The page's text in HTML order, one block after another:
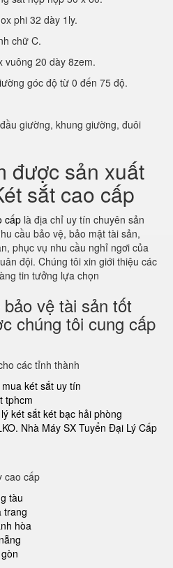
phi 32 dày 1ly.
chữ C.
vuông 20 dày 8zem.
góc độ từ 0 đến 75 độ.
giường, khung giường, đuôi
được sản xuất
sắt cao cấp
cấp là địa chỉ uy tín chuyên sản
cầu bảo vệ, bảo mật tài sản,
phục vụ nhu cầu nghỉ ngơi của
đội. Chúng tôi xin giới thiệu các
tin tưởng lựa chọn
vệ tài sản tốt
chúng tôi cung cấp
các tỉnh thành
két sắt uy tín
tphcm
két sắt két bạc hải phòng
Nhà Máy SX Tuyển Đại Lý Cấp
cao cấp
tàu
trang
hòa